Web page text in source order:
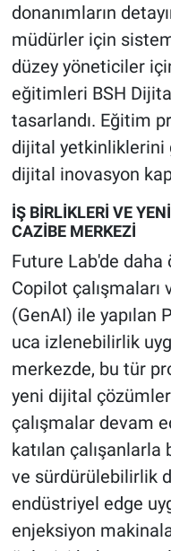
donanımların
müdürler için
düzey yöneticiler
eğitimleri BSH
tasarlandı. Eğitim
dijital yetkinliklerini
dijital inovasyon
İŞ BİRLİKLERİ VE
CAZİBE MERKEZİ
Future Lab'de daha
Copilot çalışmaları
(GenAI) ile yapılan
uca izlenebilirlik
merkezde, bu tür
yeni dijital
çalışmalar devam
katılan
ve sürdürülebilirlik
endüstriyel edge
enjeksiyon